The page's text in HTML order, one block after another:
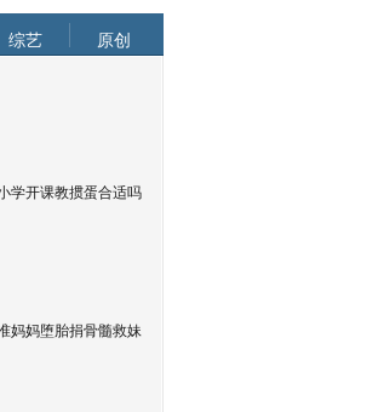
综艺 原创
学开课教掼蛋合适吗
妈妈堕胎捐骨髓救妹